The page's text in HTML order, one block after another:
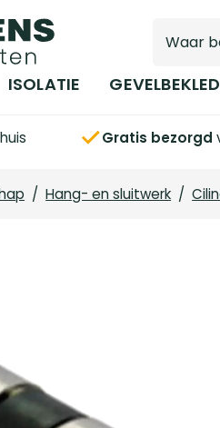
ISOLATIE
Gratis bezorgd
/ Hang- en sluitwerk /